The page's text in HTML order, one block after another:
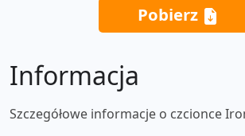
Pobierz
Informacja
Szczegółowe informacje o czcionce